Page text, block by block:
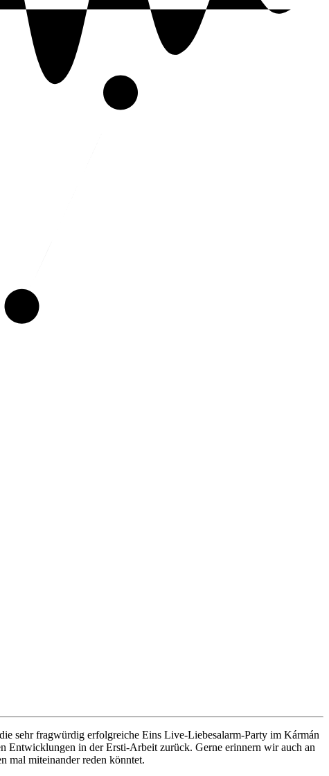
sehr fragwürdig erfolgreiche Eins Live-Liebesalarm-Party im Kármán
Entwicklungen in der Ersti-Arbeit zurück. Gerne erinnern wir auch an
mal miteinander reden könntet.